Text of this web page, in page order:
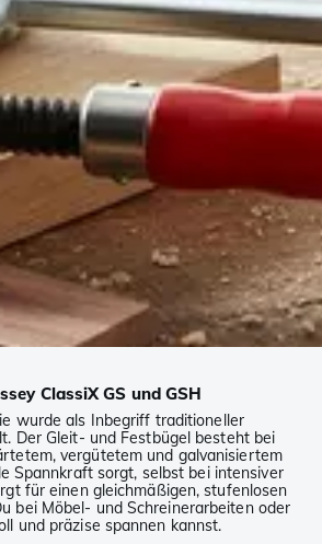
ClassiX GS und GSH
wurde als Inbegriff traditioneller
Der Gleit- und Festbügel besteht bei
vergütetem und galvanisiertem
Spannkraft sorgt, selbst bei intensiver
für einen gleichmäßigen, stufenlosen
bei Möbel- und Schreinerarbeiten oder
und präzise spannen kannst.